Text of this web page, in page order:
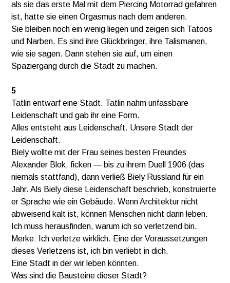
als sie das erste Mal mit dem Piercing Motorrad gefahren
ist, hatte sie einen Orgasmus nach dem anderen.
Sie bleiben noch ein wenig liegen und zeigen sich Tatoos
und Narben. Es sind ihre Glückbringer, ihre Talismanen,
wie sie sagen. Dann stehen sie auf, um einen
Spaziergang durch die Stadt zu machen.
5
Tatlin entwarf eine Stadt. Tatlin nahm unfassbare
Leidenschaft und gab ihr eine Form.
Alles entsteht aus Leidenschaft. Unsere Stadt der
Leidenschaft.
Biely wollte mit der Frau seines besten Freundes
Alexander Blok, ficken — bis zu ihrem Duell 1906 (das
niemals stattfand), dann verließ Biely Russland für ein
Jahr. Als Biely diese Leidenschaft beschrieb, konstruierte
er Sprache wie ein Gebäude. Wenn Architektur nicht
abweisend kalt ist, können Menschen nicht darin leben.
Ich muss herausfinden, warum ich so verletzend bin.
Merke: Ich verletze wirklich. Eine der Voraussetzungen
dieses Verletzens ist, ich bin verliebt in dich.
Eine Stadt in der wir leben könnten.
Was sind die Bausteine dieser Stadt?